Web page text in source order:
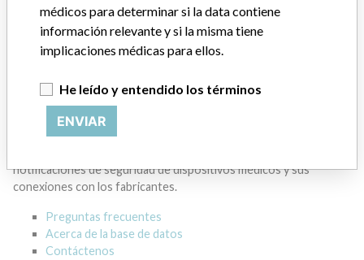
Dirección del fabricante MISSISSAUGA
Empresa matriz del fabricante (2017)
Source
ACERCA DE LA BASE DE DATOS
notificaciones de seguridad de dispositivos médicos y sus
conexiones con los fabricantes.
Preguntas frecuentes
Acerca de la base de datos
Contáctenos
médicos para determinar si la data contiene
información relevante y si la misma tiene
implicaciones médicas para ellos.
He leído y entendido los términos
ENVIAR